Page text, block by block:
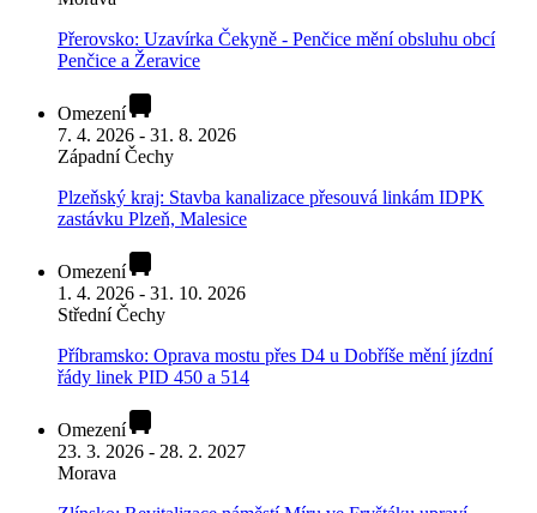
Přerovsko: Uzavírka Čekyně - Penčice mění obsluhu obcí
Penčice a Žeravice
Omezení
7. 4. 2026 - 31. 8. 2026
Západní Čechy
Plzeňský kraj: Stavba kanalizace přesouvá linkám IDPK
zastávku Plzeň, Malesice
Omezení
1. 4. 2026 - 31. 10. 2026
Střední Čechy
Příbramsko: Oprava mostu přes D4 u Dobříše mění jízdní
řády linek PID 450 a 514
Omezení
23. 3. 2026 - 28. 2. 2027
Morava